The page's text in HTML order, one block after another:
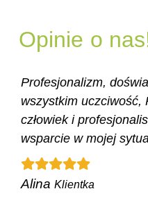
Opinie o
Profesjonalizm,
wszystkim uczciwość,
człowiek i
wsparcie w mojej
Alina Klientka